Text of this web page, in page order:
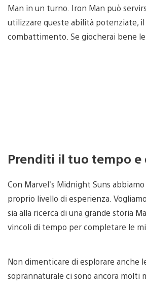
Man in un turno. Iron Man può
utilizzare queste abilità potenziate,
combattimento. Se giocherai bene
Prenditi il tuo tempo
Con Marvel’s Midnight Suns
proprio livello di esperienza.
sia alla ricerca di una grande storia
vincoli di tempo per completare le
Non dimenticare di esplorare anche
soprannaturale ci sono ancora molti